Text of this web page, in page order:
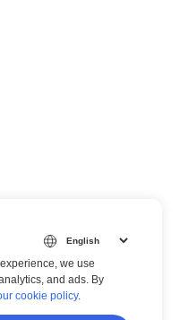
we use
and ads. By
cookie policy.